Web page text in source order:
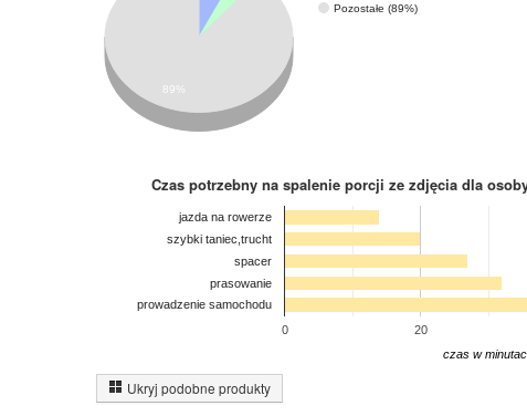
Pozostałe (89%)
89%
Czas potrzebny na spalenie porcji ze zdjęcia dla
0 20
jazda na rowerze
szybki taniec,trucht
spacer
prasowanie
prowadzenie samochodu
czas w
Ukryj podobne produkty